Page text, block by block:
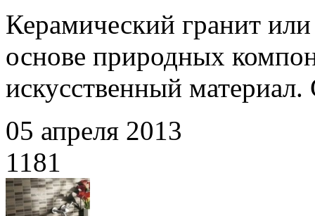
Керамический гранит
основе природных
искусственный
05 апреля 2013
1181